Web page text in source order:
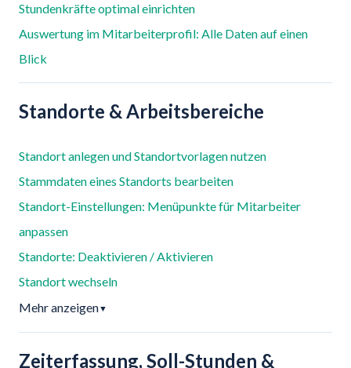
Stundenkräfte optimal einrichten
Auswertung im Mitarbeiterprofil: Alle Daten auf einen
Blick
Standorte & Arbeitsbereiche
Standort anlegen und Standortvorlagen nutzen
Stammdaten eines Standorts bearbeiten
Standort-Einstellungen: Menüpunkte für Mitarbeiter
anpassen
Standorte: Deaktivieren / Aktivieren
Standort wechseln
Mehr anzeigen▼
Zeiterfassung, Soll-Stunden &